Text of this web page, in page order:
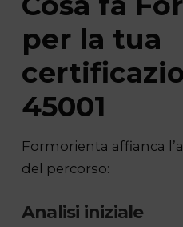
per la tua
45001
Formorienta affianca
del percorso:
Analisi iniziale